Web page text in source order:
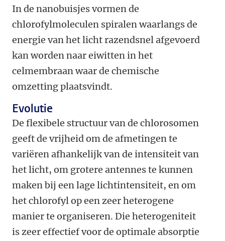
In de nanobuisjes vormen de
chlorofylmoleculen spiralen waarlangs de
energie van het licht razendsnel afgevoerd
kan worden naar eiwitten in het
celmembraan waar de chemische
omzetting plaatsvindt.
Evolutie
De flexibele structuur van de chlorosomen
geeft de vrijheid om de afmetingen te
variëren afhankelijk van de intensiteit van
het licht, om grotere antennes te kunnen
maken bij een lage lichtintensiteit, en om
het chlorofyl op een zeer heterogene
manier te organiseren. Die heterogeniteit
is zeer effectief voor de optimale absorptie